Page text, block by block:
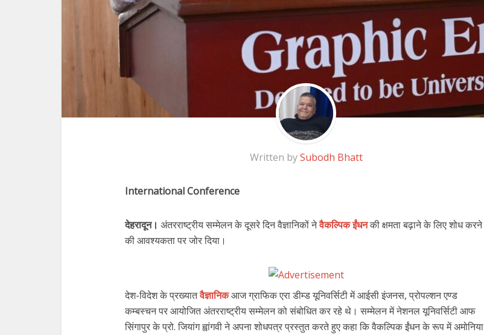
Written bySubodh Bhatt
International Conference
देहरादून। अंतरराष्ट्रीय सम्मेलन के दूसरे दिन वैज्ञानिकों नेवैकल्पिक ईंधनकी क्षमता बढ़ाने के लिए शोध करने
की आवश्यकता पर जोर दिया।
देश-विदेश के प्रख्यातवैज्ञानिकआज ग्राफिक एरा डीम्ड यूनिवर्सिटी में आईसी इंजनस, प्रोपल्शन एण्ड
कम्बस्चन पर आयोजित अंतरराष्ट्रीय सम्मेलन को संबोधित कर रहे थे। सम्मेलन में नेशनल यूनिवर्सिटी आफ
सिंगापुर के प्रो. जियांग ह्वांगवी ने अपना शोधपत्र प्रस्तुत करते हुए कहा कि वैकल्पिक ईंधन के रूप में अमोनिया